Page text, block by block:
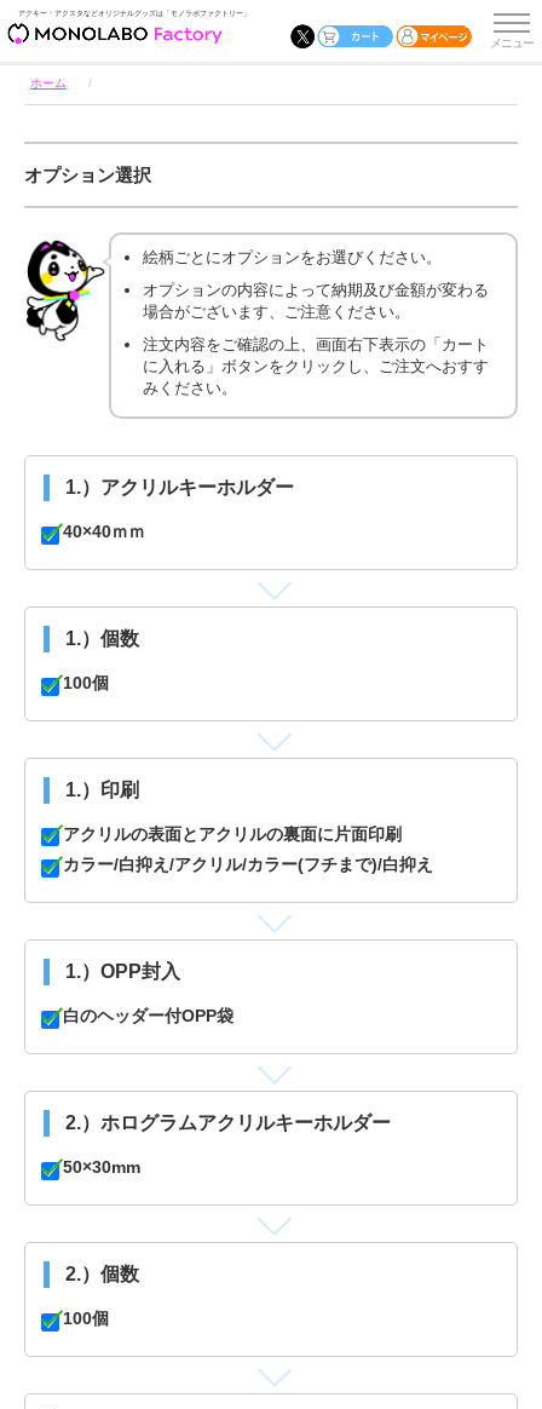
アクキー・アクスタなどオリジナルグッズは「モノラボファクトリー」
ホーム
オプション選択
絵柄ごとにオプションをお選びください。
オプションの内容によって納期及び金額が変わる
場合がございます、ご注意ください。
注文内容をご確認の上、画面右下表示の「カート
に入れる」ボタンをクリックし、ご注文へおすす
みください。
1.）アクリルキーホルダー
40×40ｍｍ
1.）個数
100個
1.）印刷
アクリルの表面とアクリルの裏面に片面印刷
カラー/白抑え/アクリル/カラー(フチまで)/白抑え
1.）OPP封入
白のヘッダー付OPP袋
2.）ホログラムアクリルキーホルダー
50×30mm
2.）個数
100個